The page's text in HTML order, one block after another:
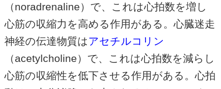
（noradrenaline）で、これは心拍数を増し
心筋の収縮力を高める作用がある。心臓迷走
神経の伝達物質は アセチルコリン
（acetylcholine）で、これは心拍数を減らし
心筋の収縮性を低下させる作用がある。心拍